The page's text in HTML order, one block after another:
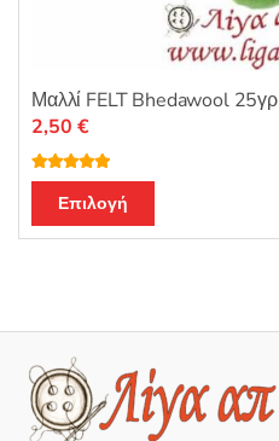
Μαλλί FELT Bhedawool 25γρ
Βαθμολογή
θηκε με5.00
από 5
2,50 €
Επιλογή
το
παραλλαγές.
Οι
επιλογές
μπορούν